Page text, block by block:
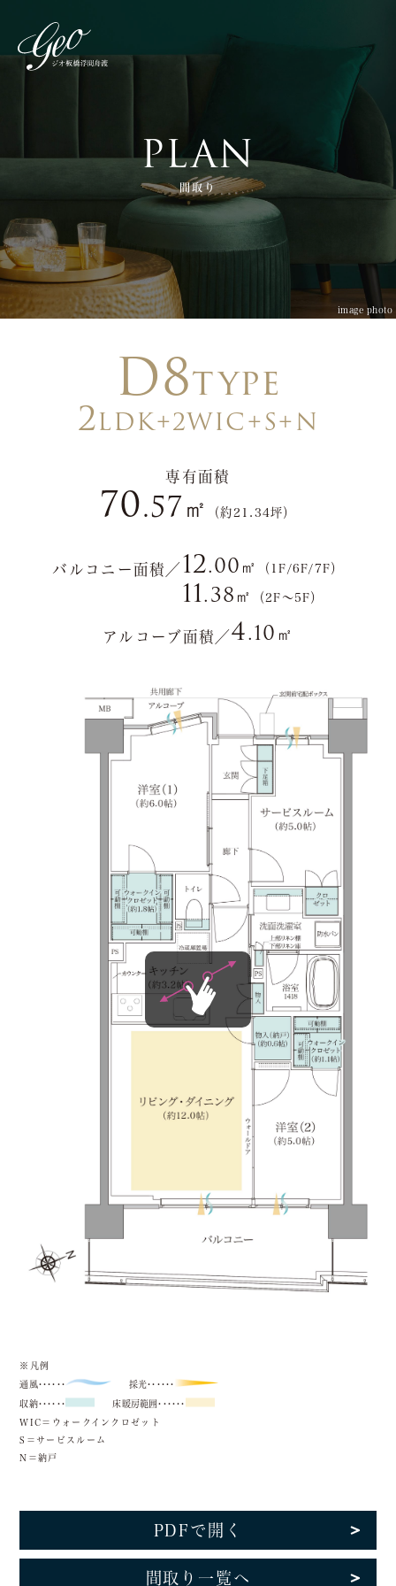
image photo
PLAN
間取り
D8type
2LDK+2WIC+S+N
専有面積
70.57㎡ （約21.34坪）
バルコニー面積／ 12.00㎡ （1F/6F/7F）
11.38㎡ （2F～5F）
アルコーブ面積／ 4.10 ㎡
※凡例
通風･･････ 採光･･････
収納･･････ 床暖房範囲･･････
WIC＝ウォークインクロゼット
S＝サービスルーム
N＝納戸
PDFで開く
間取り一覧へ